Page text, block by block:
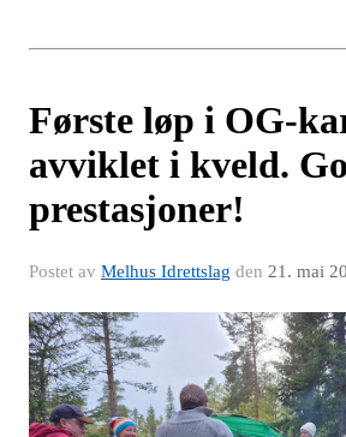
Første løp i OG-
avviklet i kveld.
prestasjoner!
Postet av Melhus Idrettslag den 21. mai